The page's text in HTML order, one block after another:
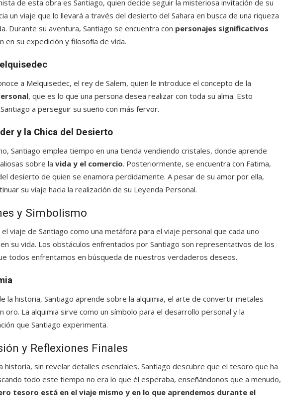
de esta obra es Santiago, quien decide seguir la misteriosa invitación de su
un viaje que lo llevará a través del desierto del Sahara en busca de una riqueza
Durante su aventura, Santiago se encuentra con personajes significativos
en su expedición y filosofía de vida.
a Melquisedec, el rey de Salem, quien le introduce el concepto de la
, que es lo que una persona desea realizar con toda su alma. Esto
a perseguir su sueño con más fervor.
y la Chica del Desierto
Santiago emplea tiempo en una tienda vendiendo cristales, donde aprende
sobre la vida y el comercio. Posteriormente, se encuentra con Fatima,
desierto de quien se enamora perdidamente. A pesar de su amor por ella,
su viaje hacia la realización de su Leyenda Personal.
y Simbolismo
el viaje de Santiago como una metáfora para el viaje personal que cada uno
su vida. Los obstáculos enfrentados por Santiago son representativos de los
todos enfrentamos en búsqueda de nuestros verdaderos deseos.
la historia, Santiago aprende sobre la alquimia, el arte de convertir metales
oro. La alquimia sirve como un símbolo para el desarrollo personal y la
que Santiago experimenta.
y Reflexiones Finales
historia, sin revelar detalles esenciales, Santiago descubre que el tesoro que ha
todo este tiempo no era lo que él esperaba, enseñándonos que a menudo,
tesoro está en el viaje mismo y en lo que aprendemos durante el